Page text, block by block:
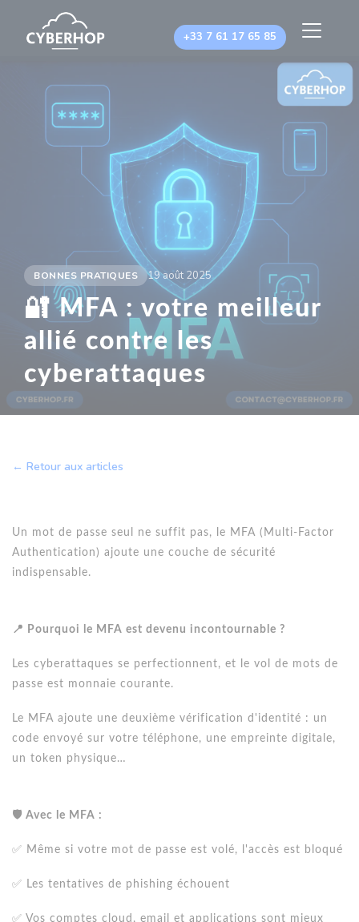
Panneau de gestion des cookies
+33 7 61 17 65 85
BONNES PRATIQUES 19 août 2025
🔐 MFA : votre meilleur
allié contre les
cyberattaques
← Retour aux articles
Un mot de passe seul ne suffit pas, le MFA (Multi-Factor
Authentication) ajoute une couche de sécurité
indispensable.
📍 Pourquoi le MFA est devenu incontournable ?
Les cyberattaques se perfectionnent, et le vol de mots de
passe est monnaie courante.
Le MFA ajoute une deuxième vérification d'identité : un
code envoyé sur votre téléphone, une empreinte digitale,
un token physique…
🛡️ Avec le MFA :
✅ Même si votre mot de passe est volé, l'accès est bloqué
✅ Les tentatives de phishing échouent
✅ Vos comptes cloud, email et applications sont mieux